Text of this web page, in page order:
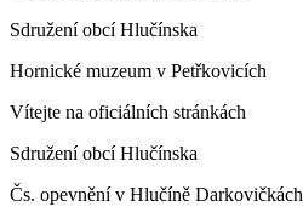
Sdružení obcí Hlučínska
Hornické muzeum v Petřkovicích
Vítejte na oficiálních stránkách
Sdružení obcí Hlučínska
Čs. opevnění v Hlučíně Darkovičkách